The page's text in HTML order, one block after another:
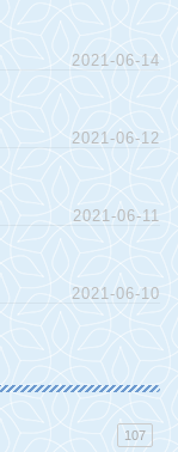
2021-06-14
2021-06-12
2021-06-11
2021-06-10
107